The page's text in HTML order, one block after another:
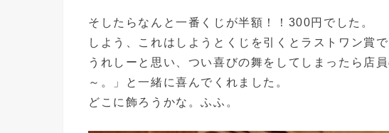
そしたらなんと一番くじが半額！！300円でした。
しよう、これはしようとくじを引くとラストワン賞で
うれしーと思い、つい喜びの舞をしてしまったら店
～。」と一緒に喜んでくれました。
どこに飾ろうかな。ふふ。